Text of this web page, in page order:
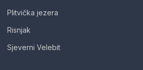
Plitvička jezera
Risnjak
Sjeverni Velebit